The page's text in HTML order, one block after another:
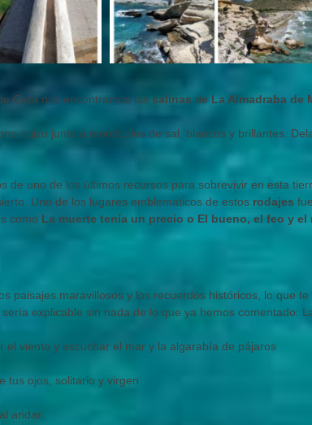
Gata nos encontramos las salinas de La Almadraba de
rojizo junto a montículos de sal, blancos y brillantes.
de uno de los últimos recursos para sobrevivir en esta
Uno de los lugares emblemáticos de estos rodajes
como La muerte tenía un precio o El bueno, el feo y
paisajes maravillosos y los recuerdos históricos, lo que
explicable sin nada de lo que ya hemos comentado:
el viento y escuchar el mar y la algarabía de pájaros
tus ojos, solitario y virgen
andar